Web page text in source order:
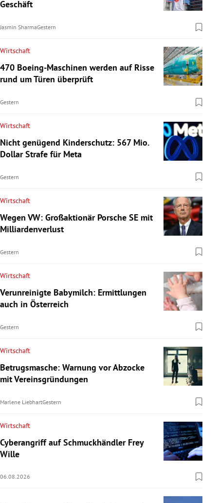
Geschäft
Jasmin SharmaGestern
Wirtschaft
470 Boeing-Maschinen werden auf Risse
rund um Türen überprüft
Gestern
Wirtschaft
Nicht genügend Kinderschutz: 567 Mio.
Dollar Strafe für Meta
Gestern
Wirtschaft
Wegen VW: Großaktionär Porsche SE mit
Milliardenverlust
Gestern
Wirtschaft
Verunreinigte Babymilch: Ermittlungen
auch in Österreich
Gestern
Wirtschaft
Betrugsmasche: Warnung vor Abzocke
mit Vereinsgründungen
Marlene LiebhartGestern
Wirtschaft
Cyberangriff auf Schmuckhändler Frey
Wille
06.08.2026